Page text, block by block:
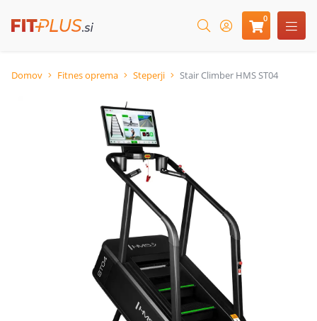
0
Domov Fitnes oprema Steperji Stair Climber HMS ST04